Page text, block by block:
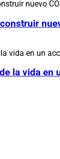
la vida en